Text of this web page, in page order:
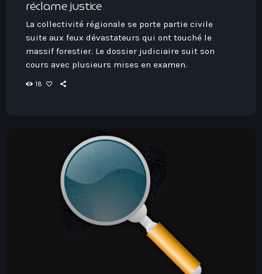
réclame justice
La collectivité régionale se porte partie civile
suite aux feux dévastateurs qui ont touché le
massif forestier. Le dossier judiciaire suit son
cours avec plusieurs mises en examen.
18